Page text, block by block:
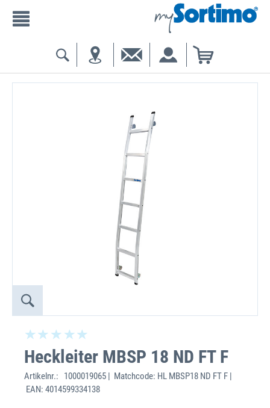
Heckleiter MBSP 18 ND FT F
Artikelnr.:
1000019065 | Matchcode: HL MBSP18 ND FT F |
EAN: 4014599334138